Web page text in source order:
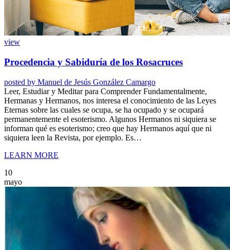
view
Procedencia y Sabiduría de los Rosacruces
posted by Manuel de Jesús González Camargo
Leer, Estudiar y Meditar para Comprender Fundamentalmente,
Hermanas y Hermanos, nos interesa el conocimiento de las Leyes
Eternas sobre las cuales se ocupa, se ha ocupado y se ocupará
permanentemente el esoterismo. Algunos Hermanos ni siquiera se
informan qué es esoterismo; creo que hay Hermanos aquí que ni
siquiera leen la Revista, por ejemplo. Es…
LEARN MORE
10
mayo